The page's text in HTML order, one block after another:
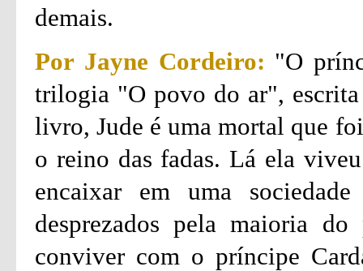
demais.
Por Jayne Cordeiro: "O
trilogia "O povo do ar",
livro, Jude é uma mortal que
o reino das fadas. Lá ela
encaixar em uma
desprezados pela maioria
conviver com o príncipe